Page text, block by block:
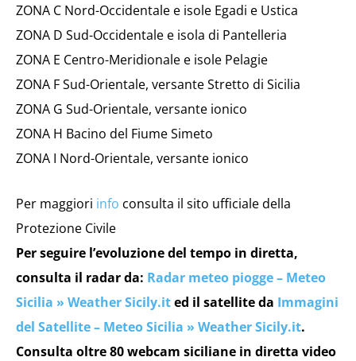
ZONA C Nord-Occidentale e isole Egadi e Ustica
ZONA D Sud-Occidentale e isola di Pantelleria
ZONA E Centro-Meridionale e isole Pelagie
ZONA F Sud-Orientale, versante Stretto di Sicilia
ZONA G Sud-Orientale, versante ionico
ZONA H Bacino del Fiume Simeto
ZONA I Nord-Orientale, versante ionico
Per maggiori info consulta il sito ufficiale della
Protezione Civile
Per seguire l’evoluzione del tempo in diretta,
consulta il radar da: Radar meteo piogge – Meteo
Sicilia » Weather Sicily.ited il satellite da Immagini
del Satellite – Meteo Sicilia » Weather Sicily.it.
Consulta oltre 80 webcam siciliane in diretta video